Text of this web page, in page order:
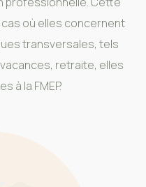
où elles concernent
transversales, tels
retraite, elles
à la FMEP.